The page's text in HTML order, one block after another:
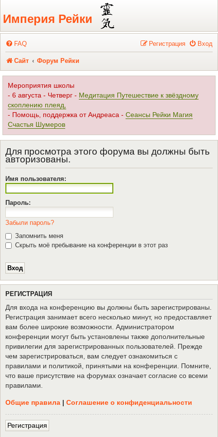
Регистрация
Империя Рейки
FAQ Вход
Регистрация
Сайт Форум Рейки
Мероприятия школы
- 6 августа - Четверг - Медитация Путешествие к звёздному
скоплению плеяд,
- Помощь, поддержка от Андреаса - Сеансы Рейки Магия
Счастья Шумеров
Для просмотра этого форума вы должны быть
авторизованы.
Имя пользователя:
Пароль:
Забыли пароль?
Запомнить меня
Скрыть моё пребывание на конференции в этот раз
РЕГИСТРАЦИЯ
Для входа на конференцию вы должны быть зарегистрированы.
Регистрация занимает всего несколько минут, но предоставляет
вам более широкие возможности. Администратором
конференции могут быть установлены также дополнительные
привилегии для зарегистрированных пользователей. Прежде
чем зарегистрироваться, вам следует ознакомиться с
правилами и политикой, принятыми на конференции. Помните,
что ваше присутствие на форумах означает согласие со всеми
правилами.
Общие правила | Соглашение о конфиденциальности
Регистрация